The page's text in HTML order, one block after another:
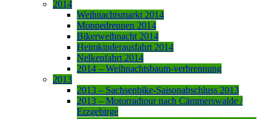
2014
Weihnachtsmarkt 2014
Moppedrennen 2014
Bikerweihnacht 2014
Heimkinderausfahrt 2014
Nelkenfahrt 2014
2014 – Weihnachtsbaum-verbrennung
2013
2013 – Sachsenbike-Saisonabschluss 2013
2013 – Motorradtour nach Cämmerswalde /
Erzgebirge